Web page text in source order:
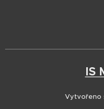
IS
Vytvořeno